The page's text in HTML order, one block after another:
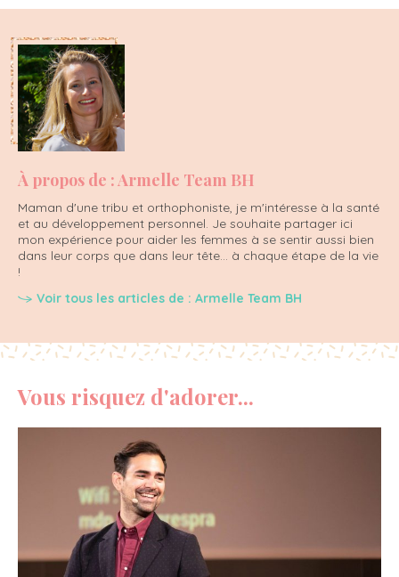
À propos de : Armelle Team BH
Maman d'une tribu et orthophoniste, je m'intéresse à la santé
et au développement personnel. Je souhaite partager ici
mon expérience pour aider les femmes à se sentir aussi bien
dans leur corps que dans leur tête... à chaque étape de la vie
!
Voir tous les articles de : Armelle Team BH
Vous risquez d'adorer...